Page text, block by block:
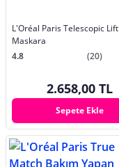
L'Oréal Paris Telescopic Lift
Maskara
4.8
(20)
2.658,00 TL
Sepete Ekle